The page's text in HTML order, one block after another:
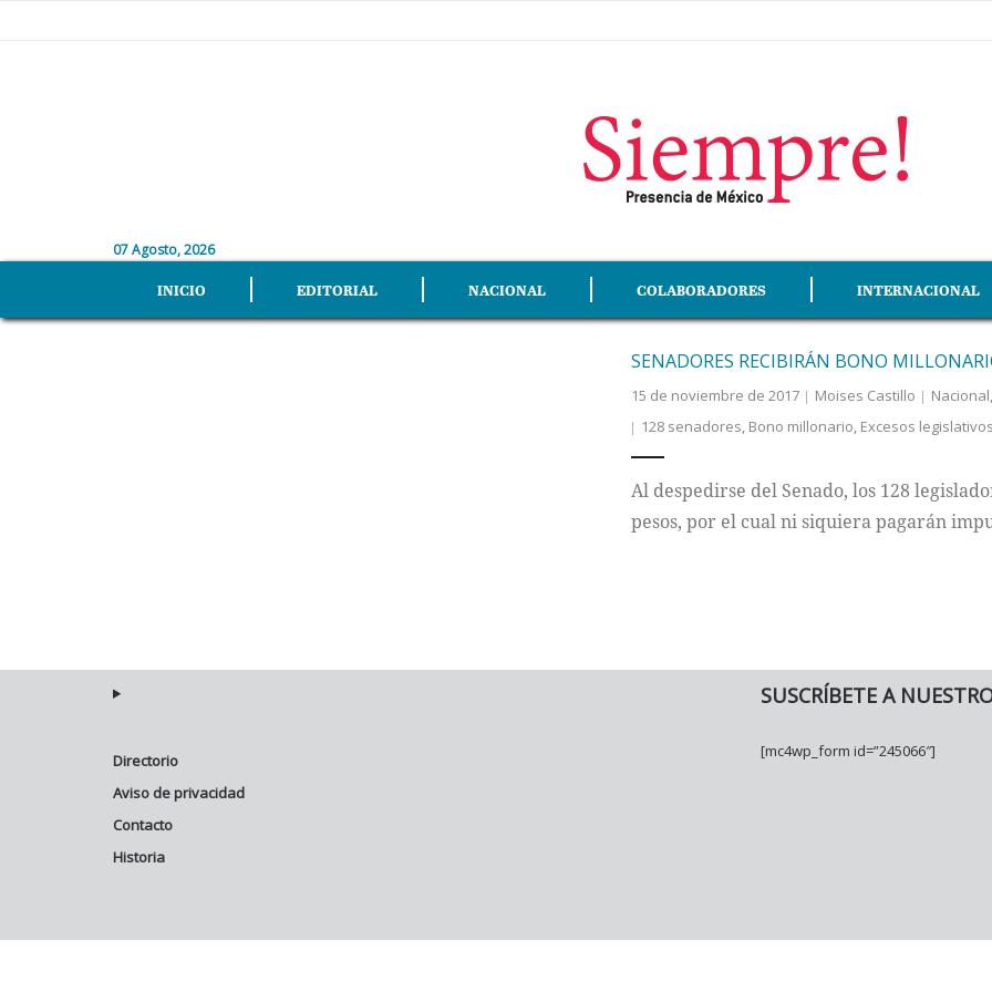
07 Agosto, 2026
INICIO EDITORIAL NACIONAL COLABORADORES INTERNACIONAL
SENADORES RECIBIRÁN BONO
15 de noviembre de 2017 Moises Castillo Nacional,
128 senadores, Bono millonario, Excesos legislativos
Al despedirse del Senado, los 128
pesos, por el cual ni siquiera pagarán
Directorio
Aviso de privacidad
Contacto
Historia
SUSCRÍBETE A
[mc4wp_form id=”245066″]